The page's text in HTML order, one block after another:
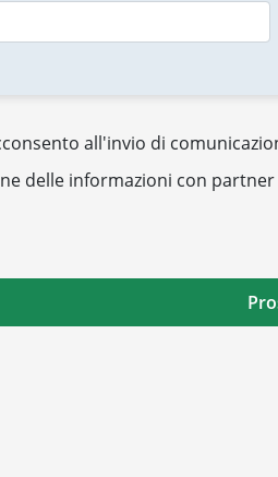
all'invio di
delle informazioni con